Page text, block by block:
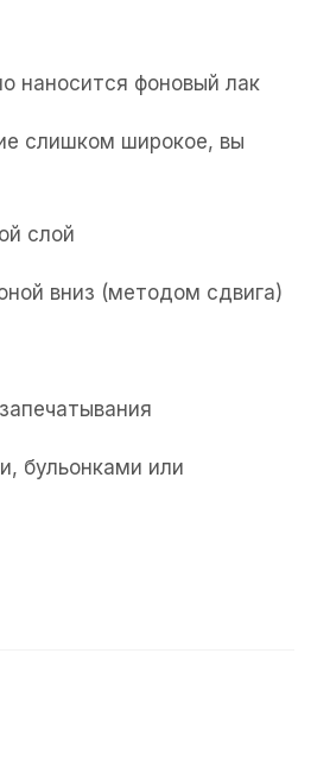
наносится фоновый лак
слишком широкое, вы
слой
вниз (методом сдвига)
бульонками или